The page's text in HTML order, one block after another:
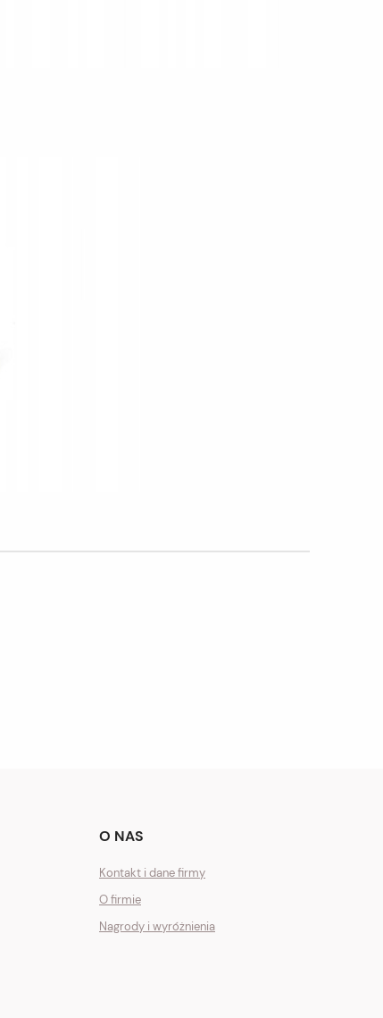
O NAS
Kontakt i dane firmy
O firmie
Nagrody i wyróżnienia